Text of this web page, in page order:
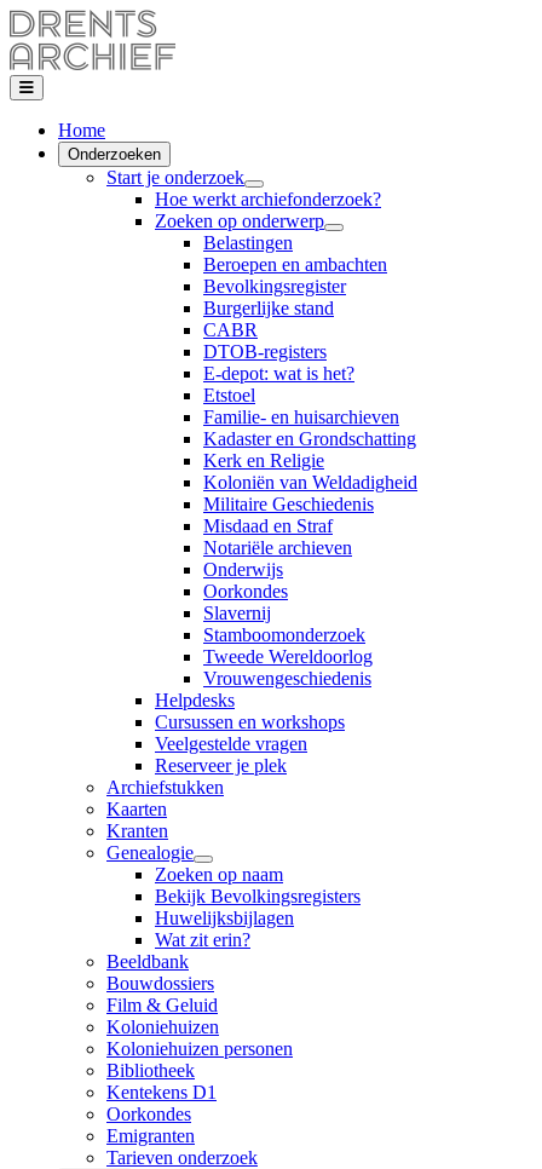
Home
Onderzoeken
Start je onderzoek
Hoe werkt archiefonderzoek?
Zoeken op onderwerp
Belastingen
Beroepen en ambachten
Bevolkingsregister
Burgerlijke stand
CABR
DTOB-registers
E-depot: wat is het?
Etstoel
Familie- en huisarchieven
Kadaster en Grondschatting
Kerk en Religie
Koloniën van Weldadigheid
Militaire Geschiedenis
Misdaad en Straf
Notariële archieven
Onderwijs
Oorkondes
Slavernij
Stamboomonderzoek
Tweede Wereldoorlog
Vrouwengeschiedenis
Helpdesks
Cursussen en workshops
Veelgestelde vragen
Reserveer je plek
Archiefstukken
Kaarten
Kranten
Genealogie
Zoeken op naam
Bekijk Bevolkingsregisters
Huwelijksbijlagen
Wat zit erin?
Beeldbank
Bouwdossiers
Film & Geluid
Koloniehuizen
Koloniehuizen personen
Bibliotheek
Kentekens D1
Oorkondes
Emigranten
Tarieven onderzoek